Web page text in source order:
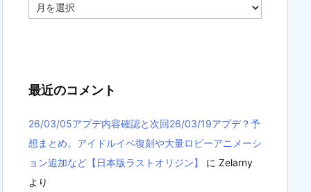
ー
最近のコメント
26/03/05アプデ内容確認と次回26/03/19アプデ？予
想まとめ。アイドルイベ復刻や大量ロビーアニメーシ
ョン追加など【日本版ラストオリジン】
に Zelarny
より